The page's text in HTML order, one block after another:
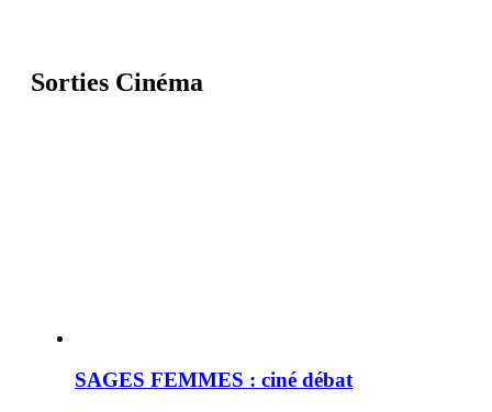
Sorties Cinéma
SAGES FEMMES : ciné débat